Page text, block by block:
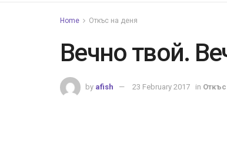
Home Откъс на деня
Вечно твой.
by afish 23 February 2017 in